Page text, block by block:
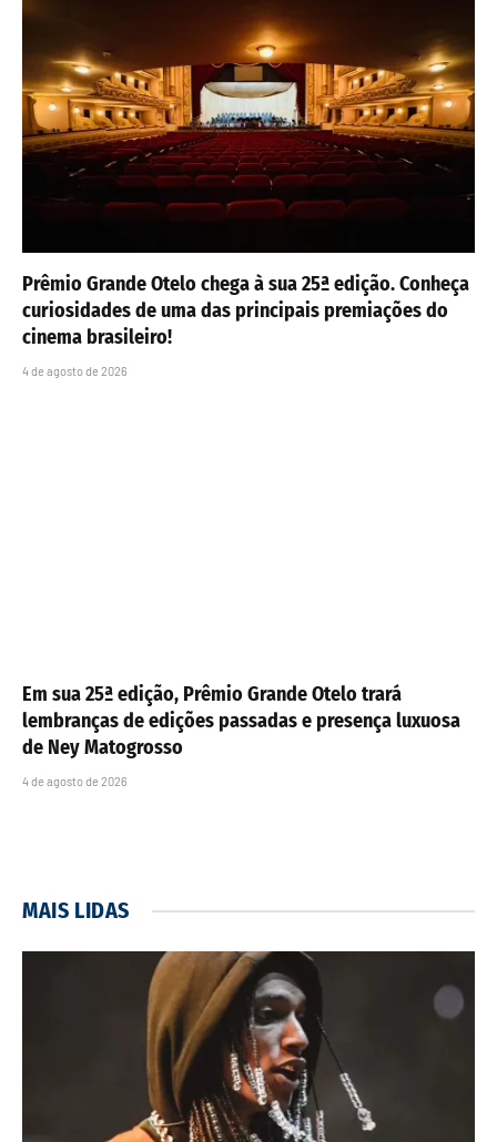
Prêmio Grande Otelo chega à sua 25ª edição. Conheça
curiosidades de uma das principais premiações do
cinema brasileiro!
4 de agosto de 2026
Em sua 25ª edição, Prêmio Grande Otelo trará
lembranças de edições passadas e presença luxuosa
de Ney Matogrosso
4 de agosto de 2026
MAIS LIDAS